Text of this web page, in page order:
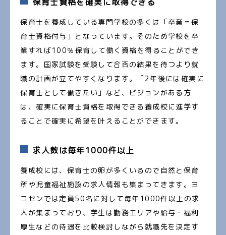
保育士を養成している専門学校の多くは「卒業＝保
育士資格付与」となっています。そのため学校を卒
業すれば100％保育して働く資格を得ることができ
ます。国家試験を受験して合否の結果を待つより就
職の計画が立てやすくなります。「2年後には確実に
保育士として働きたい」など、ビジョンがある方
は、確実に保育士資格を取得できる養成校に進学す
ることで確実に希望を叶えることができます。
求人数は毎年1000件以上
養成校には、保育士の卵が多くいるので自然と保育
所や児童福祉施設の求人情報も集まってきます。ヨ
コセンでは定員50名に対して毎年1000件以上の求
人が集まっており、学生は勤務エリアや給与・福利
厚生などの待遇を比較検討しながら就職先を決定す